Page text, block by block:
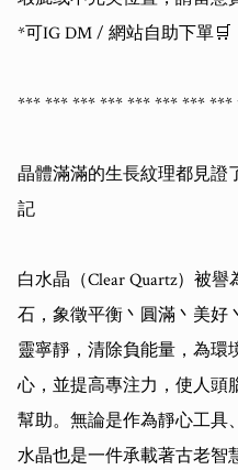
*可IG DM / 網站自助下單🛒
*** *** *** *** *** *** ***
晶體滿滿的生長紋理都見證
記
白水晶（Clear Quartz）被
石，象徵平衡丶圓滿丶美好
靈寧靜，清除負能量，為環
心，並提高專注力，使人頭
幫助。無論是作為靜心工具
水晶也是一件承載著古老智